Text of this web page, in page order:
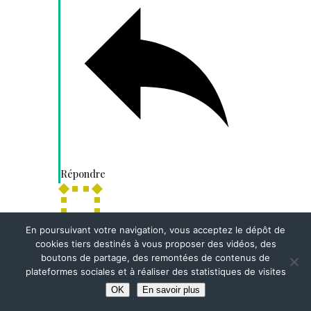
Répondre
Suzanne MONNOT
8 années depuis la publication
En poursuivant votre navigation, vous acceptez le dépôt de
cookies tiers destinés à vous proposer des vidéos, des
boutons de partage, des remontées de contenus de
plateformes sociales et à réaliser des statistiques de visites
OK En savoir plus